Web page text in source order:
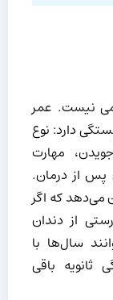
نیست. عمر
دارد: نوع
مهارت
پس از درمان.
می‌دهد که اگر
از دندان
سال‌ها با
ثانویه باقی